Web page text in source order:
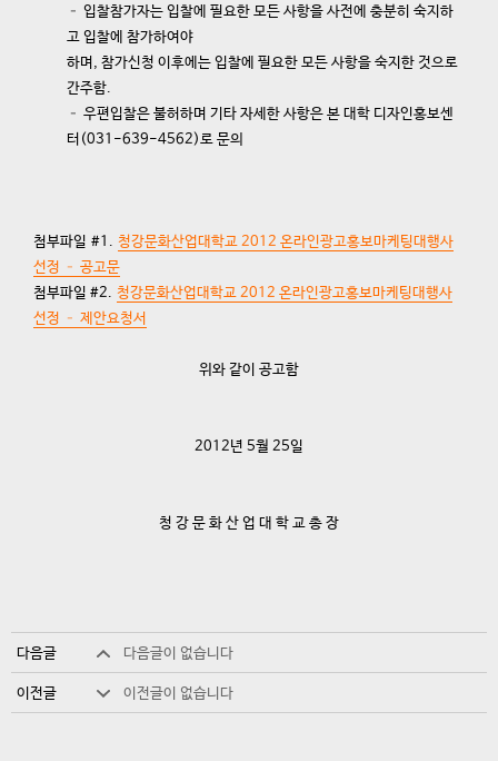
– 입찰참가자는 입찰에 필요한 모든 사항을 사전에 충분히 숙지하
고 입찰에 참가하여야
하며, 참가신청 이후에는 입찰에 필요한 모든 사항을 숙지한 것으로
간주함.
– 우편입찰은 불허하며 기타 자세한 사항은 본 대학 디자인홍보센
터(031-639-4562)로 문의
첨부파일 #1. 청강문화산업대학교 2012 온라인광고홍보마케팅대행사
선정 – 공고문
첨부파일 #2. 청강문화산업대학교 2012 온라인광고홍보마케팅대행사
선정 – 제안요청서
위와 같이 공고함
2012년 5월 25일
청 강 문 화 산 업 대 학 교 총 장
다음글 다음글이 없습니다
이전글 이전글이 없습니다